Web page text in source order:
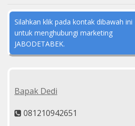
Silahkan klik pada kontak dibawah ini
untuk menghubungi marketing
JABODETABEK.
Bapak Dedi
081210942651